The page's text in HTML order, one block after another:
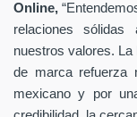
Online,
relaciones
nuestros valores.
de marca refuerza
mexicano y por